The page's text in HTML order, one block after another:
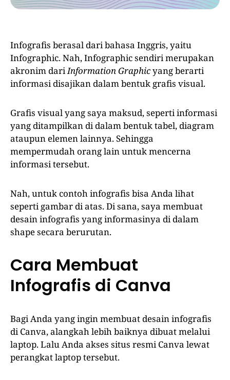
Infografis berasal dari bahasa Inggris, yaitu
Infographic. Nah, Infographic sendiri merupakan
akronim dariInformation Graphicyang berarti
informasi disajikan dalam bentuk grafis visual.
Grafis visual yang saya maksud, seperti informasi
yang ditampilkan di dalam bentuk tabel, diagram
ataupun elemen lainnya. Sehingga
mempermudah orang lain untuk mencerna
informasi tersebut.
Nah, untuk contoh infografis bisa Anda lihat
seperti gambar di atas. Di sana, saya membuat
desain infografis yang informasinya di dalam
shape secara berurutan.
Cara Membuat
Infografis di Canva
Bagi Anda yang ingin membuat desain infografis
di Canva, alangkah lebih baiknya dibuat melalui
laptop. Lalu Anda akses situs resmi Canva lewat
perangkat laptop tersebut.